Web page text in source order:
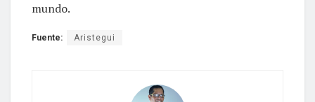
mundo.
Fuente: Aristegui